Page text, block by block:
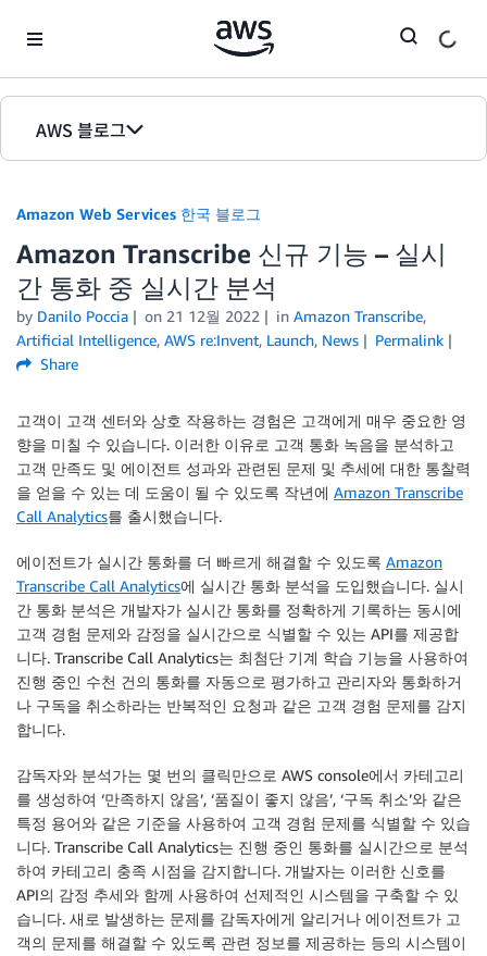
AWS 블로그
홈
에디션
Amazon Web Services 한국 블로그
Amazon Transcribe 신규 기능 – 실시
간 통화 중 실시간 분석
by Danilo Poccia on 21 12월 2022 in Amazon Transcribe,
Artificial Intelligence, AWS re:Invent, Launch, News
Permalink
Share
고객이 고객 센터와 상호 작용하는 경험은 고객에게 매우 중요한 영
향을 미칠 수 있습니다. 이러한 이유로 고객 통화 녹음을 분석하고
고객 만족도 및 에이전트 성과와 관련된 문제 및 추세에 대한 통찰력
을 얻을 수 있는 데 도움이 될 수 있도록 작년에 Amazon Transcribe
Call Analytics를 출시했습니다.
에이전트가 실시간 통화를 더 빠르게 해결할 수 있도록 Amazon
Transcribe Call Analytics에 실시간 통화 분석을 도입했습니다. 실시
간 통화 분석은 개발자가 실시간 통화를 정확하게 기록하는 동시에
고객 경험 문제와 감정을 실시간으로 식별할 수 있는 API를 제공합
니다. Transcribe Call Analytics는 최첨단 기계 학습 기능을 사용하여
진행 중인 수천 건의 통화를 자동으로 평가하고 관리자와 통화하거
나 구독을 취소하라는 반복적인 요청과 같은 고객 경험 문제를 감지
합니다.
감독자와 분석가는 몇 번의 클릭만으로 AWS console에서 카테고리
를 생성하여 ‘만족하지 않음’, ‘품질이 좋지 않음’, ‘구독 취소’와 같은
특정 용어와 같은 기준을 사용하여 고객 경험 문제를 식별할 수 있습
니다. Transcribe Call Analytics는 진행 중인 통화를 실시간으로 분석
하여 카테고리 충족 시점을 감지합니다. 개발자는 이러한 신호를
API의 감정 추세와 함께 사용하여 선제적인 시스템을 구축할 수 있
습니다. 새로 발생하는 문제를 감독자에게 알리거나 에이전트가 고
객의 문제를 해결할 수 있도록 관련 정보를 제공하는 등의 시스템이